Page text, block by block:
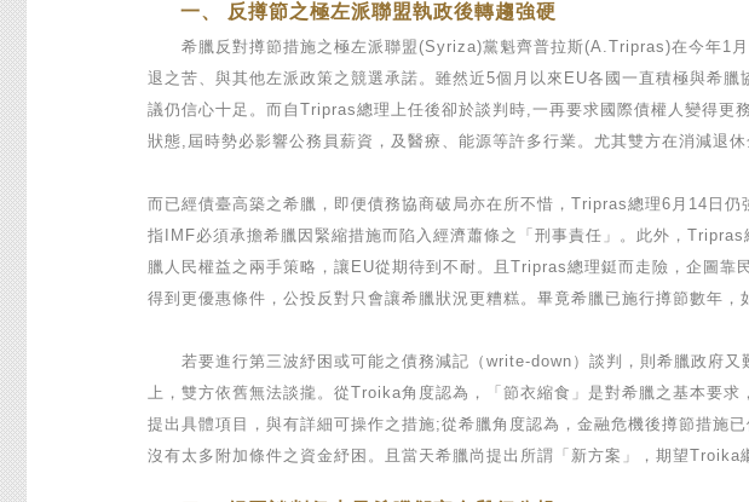
一、 反撙節之極左派聯盟執政後轉趨強硬
希臘反對撙節措施之極左派聯盟(Syriza)黨魁齊普拉斯(A.Tripras)在今年1月
退之苦、與其他左派政策之競選承諾。雖然近5個月以來EU各國一直積極與希
議仍信心十足。而自Tripras總理上任後卻於談判時,一再要求國際債權人變得
狀態,屆時勢必影響公務員薪資，及醫療、能源等許多行業。尤其雙方在消減退
而已經債臺高築之希臘，即便債務協商破局亦在所不惜，Tripras總理6月14日
指IMF必須承擔希臘因緊縮措施而陷入經濟蕭條之「刑事責任」。此外，
臘人民權益之兩手策略，讓EU從期待到不耐。且Tripras總理鋌而走險，企圖
得到更優惠條件，公投反對只會讓希臘狀況更糟糕。畢竟希臘已施行撙節數年
若要進行第三波紓困或可能之債務減記（write-down）談判，則希臘政府又
上，雙方依舊無法談攏。從Troika角度認為，「節衣縮食」是對希臘之基本要
提出具體項目，與有詳細可操作之措施;從希臘角度認為，金融危機後撙節措施
沒有太多附加條件之資金紓困。且當天希臘尚提出所謂「新方案」，期望Troika